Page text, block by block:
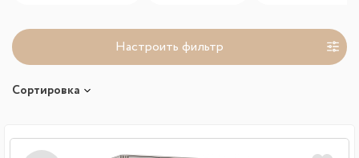
Настроить фильтр
Сортировка